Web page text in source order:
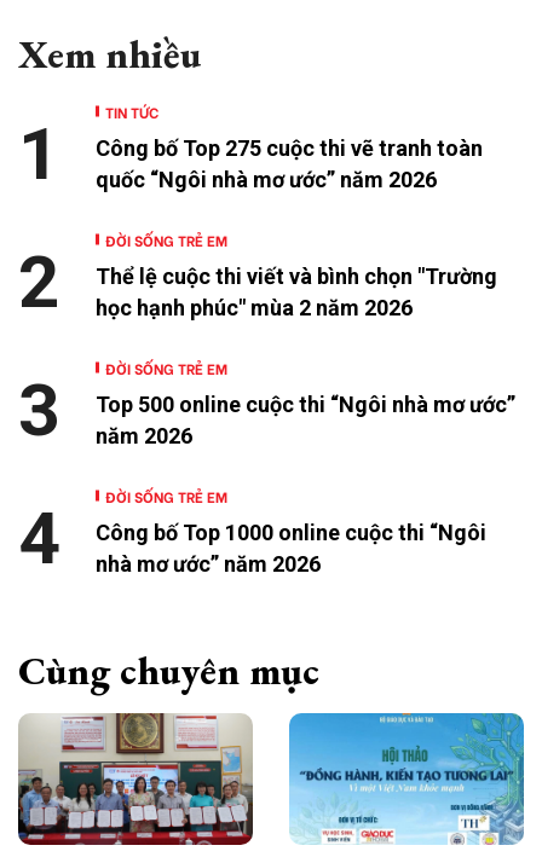
Xem nhiều
TIN TỨC
Công bố Top 275 cuộc thi vẽ tranh toàn
quốc “Ngôi nhà mơ ước” năm 2026
1
ĐỜI SỐNG TRẺ EM
Thể lệ cuộc thi viết và bình chọn "Trường
học hạnh phúc" mùa 2 năm 2026
2
ĐỜI SỐNG TRẺ EM
Top 500 online cuộc thi “Ngôi nhà mơ ước”
năm 2026
3
ĐỜI SỐNG TRẺ EM
Công bố Top 1000 online cuộc thi “Ngôi
nhà mơ ước” năm 2026
4
Cùng chuyên mục